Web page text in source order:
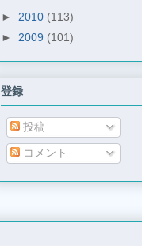
► 2010 (113)
► 2009 (101)
登録
投稿
コメント